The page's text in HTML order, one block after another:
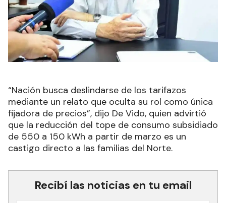
“Nación busca deslindarse de los tarifazos
mediante un relato que oculta su rol como única
fijadora de precios”, dijo De Vido, quien advirtió
que la reducción del tope de consumo subsidiado
de 550 a 150 kWh a partir de marzo es un
castigo directo a las familias del Norte.
Recibí las noticias en tu email